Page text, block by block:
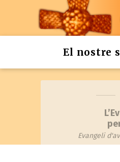
El nostre
Evangeli